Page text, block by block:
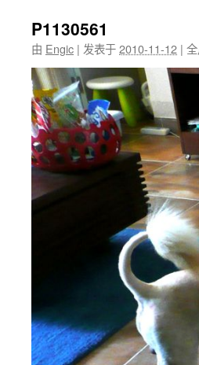
P1130561
由 Engic | 发表于2010-11-12 |